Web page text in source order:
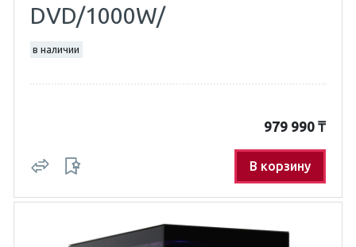
DVD/1000W/
в наличии
979 990 ₸
В корзину